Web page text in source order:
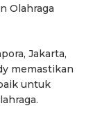
Olahraga
Jakarta,
memastikan
untuk